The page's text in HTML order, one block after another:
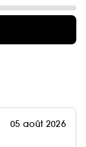
05 août 2026